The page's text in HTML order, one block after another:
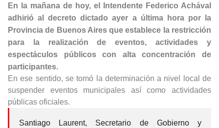
En la mañana de hoy, el Intendente Federico Achával
adhirió al decreto dictado ayer a última hora por la
Provincia de Buenos Aires que establece la restricción
para la realización de eventos, actividades y
espectáculos públicos con alta concentración de
participantes.
En ese sentido, se tomó la determinación a nivel local de
suspender eventos municipales así como actividades
públicas oficiales.
Santiago Laurent, Secretario de Gobierno y